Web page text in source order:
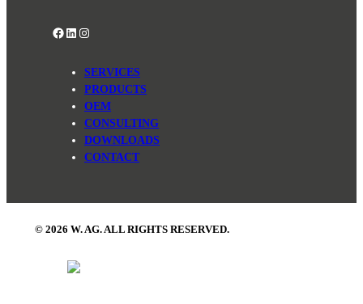
Facebook
LinkedIn
Instagram
SERVICES
PRODUCTS
OEM
CONSULTING
DOWNLOADS
CONTACT
© 2026 W. AG. ALL RIGHTS RESERVED.